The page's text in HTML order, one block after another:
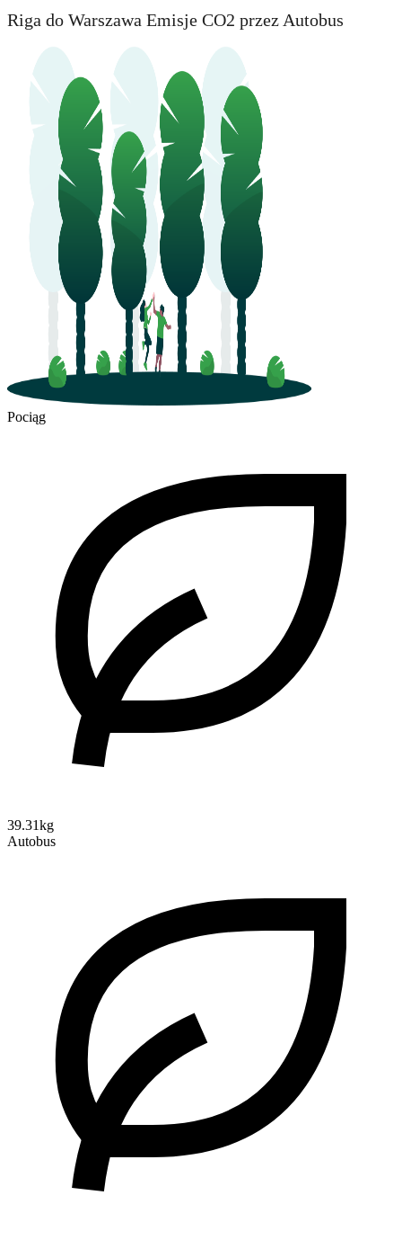
Riga do Warszawa Emisje CO2 przez Autobus
Pociąg
39.31kg
Autobus